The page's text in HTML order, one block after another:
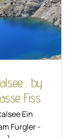
Fiss
. by
Fiss
Ein
Furgler -